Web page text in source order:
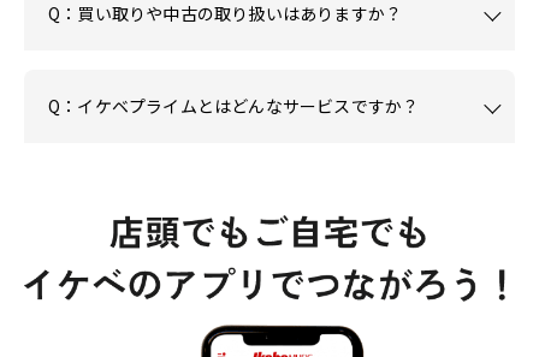
Q：買い取りや中古の取り扱いはありますか？
Q：イケベプライムとはどんなサービスですか？